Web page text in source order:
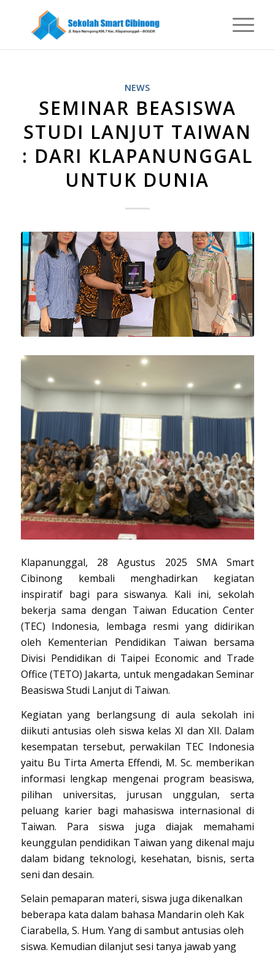
NEWS
SEMINAR BEASISWA
STUDI LANJUT TAIWAN
: DARI KLAPANUNGGAL
UNTUK DUNIA
Klapanunggal, 28 Agustus 2025 SMA Smart
Cibinong kembali menghadirkan kegiatan
inspiratif bagi para siswanya. Kali ini, sekolah
bekerja sama dengan Taiwan Education Center
(TEC) Indonesia, lembaga resmi yang didirikan
oleh Kementerian Pendidikan Taiwan bersama
Divisi Pendidikan di Taipei Economic and Trade
Office (TETO) Jakarta, untuk mengadakan Seminar
Beasiswa Studi Lanjut di Taiwan.
Kegiatan yang berlangsung di aula sekolah ini
diikuti antusias oleh siswa kelas XI dan XII. Dalam
kesempatan tersebut, perwakilan TEC Indonesia
yaitu Bu Tirta Amerta Effendi, M. Sc. memberikan
informasi lengkap mengenai program beasiswa,
pilihan universitas, jurusan unggulan, serta
peluang karier bagi mahasiswa internasional di
Taiwan. Para siswa juga diajak memahami
keunggulan pendidikan Taiwan yang dikenal maju
dalam bidang teknologi, kesehatan, bisnis, serta
seni dan desain.
Selain pemaparan materi, siswa juga dikenalkan
beberapa kata dalam bahasa Mandarin oleh Kak
Ciarabella, S. Hum. Yang di sambut antusias oleh
siswa. Kemudian dilanjut sesi tanya jawab yang